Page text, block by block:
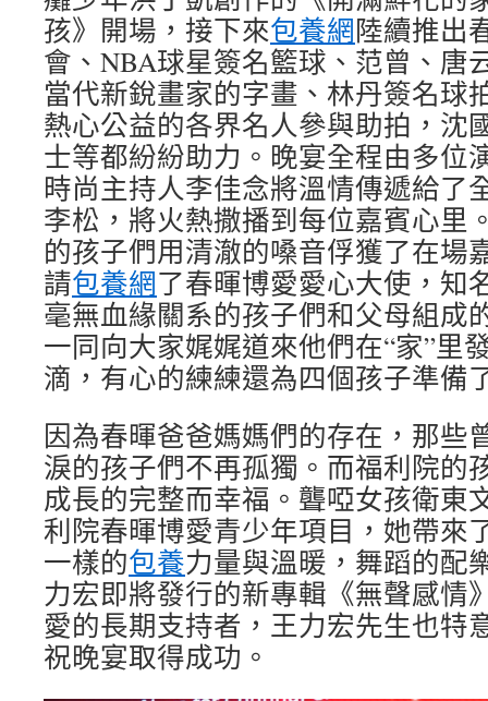
孩》開場，接下來包養網陸續推出
會、NBA球星簽名籃球、范曾、唐
當代新銳畫家的字畫、林丹簽名球
熱心公益的各界名人參與助拍，沈
士等都紛紛助力。晚宴全程由多位
時尚主持人李佳念將溫情傳遞給了
李松，將火熱撒播到每位嘉賓心里
的孩子們用清澈的嗓音俘獲了在場
請包養網了春暉博愛愛心大使，知
毫無血緣關系的孩子們和父母組成
一同向大家娓娓道來他們在“家”里
滴，有心的練練還為四個孩子準
因為春暉爸爸媽媽們的存在，那些
淚的孩子們不再孤獨。而福利院的
成長的完整而幸福。聾啞女孩衛東
利院春暉博愛青少年項目，她帶來
一樣的包養力量與溫暖，舞蹈的配
力宏即將發行的新專輯《無聲感情
愛的長期支持者，王力宏先生也特
祝晚宴取得成功。